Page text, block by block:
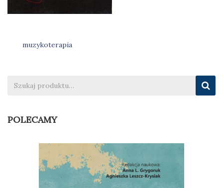
Nawigacja
wpisu
muzykoterapia
POLECAMY